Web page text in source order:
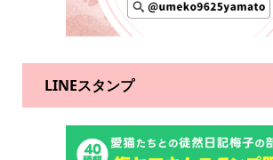
LINEスタンプ